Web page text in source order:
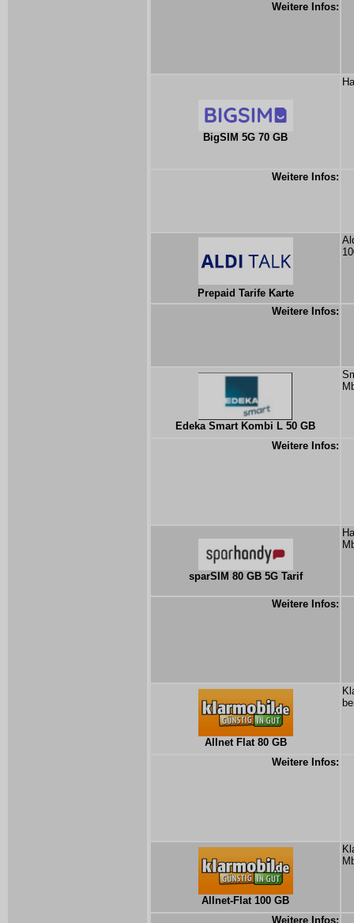
Weitere Infos:
BigSIM 5G 70 GB
Weitere Infos:
Prepaid Tarife Karte
Weitere Infos:
Edeka Smart Kombi L 50 GB
Weitere Infos:
sparSIM 80 GB 5G Tarif
Weitere Infos:
Allnet Flat 80 GB
Weitere Infos:
Allnet-Flat 100 GB
Weitere Infos: